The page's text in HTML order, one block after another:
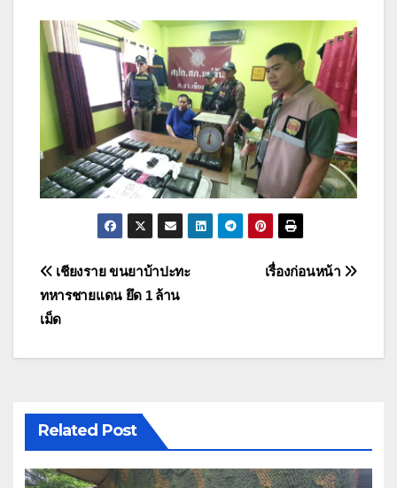
แนะแนว
เรื่อง
เรื่องก่อนหน้า
เชียงราย ขนยาบ้าปะทะ
ทหารชายแดน ยึด 1 ล้าน
เม็ด
Related Post